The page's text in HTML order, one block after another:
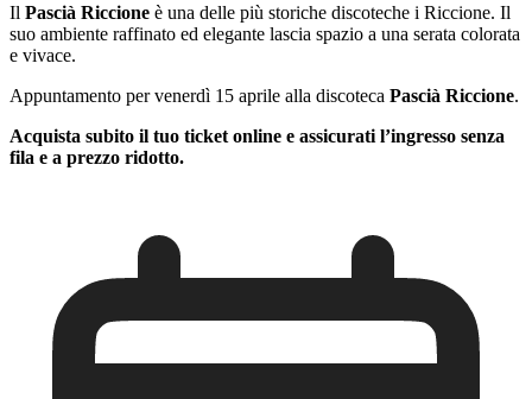
Il Pascià Riccione è una delle più storiche discoteche i Riccione. Il
suo ambiente raffinato ed elegante lascia spazio a una serata colorata
e vivace.
Appuntamento per venerdì 15 aprile alla discoteca Pascià Riccione.
Acquista subito il tuo ticket online e assicurati l’ingresso senza
fila e a prezzo ridotto.